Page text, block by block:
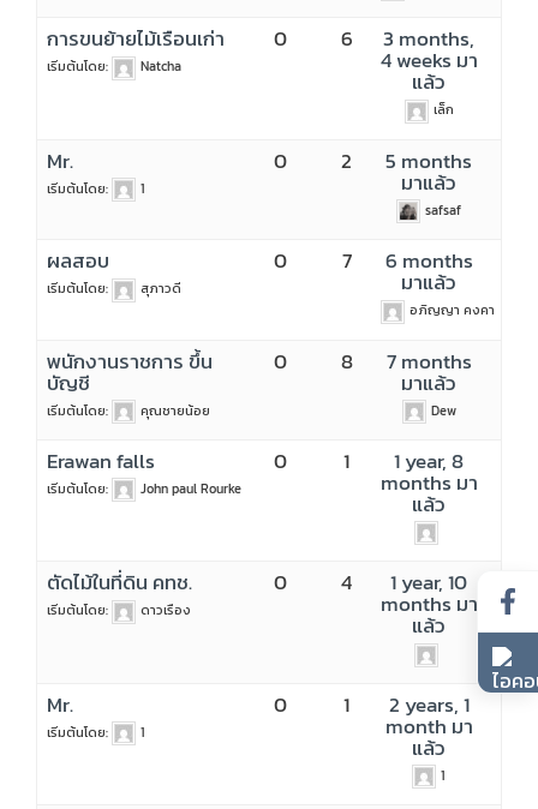
การขนย้ายไม้เรือนเก่า
เริ่มต้นโดย: Natcha
0 6 3 months,
4 weeks มา
แล้ว
เล็ก
Mr.
เริ่มต้นโดย: 1
0 2 5 months
มาแล้ว
safsaf
ผลสอบ
เริ่มต้นโดย: สุภาวดี
0 7 6 months
มาแล้ว
อภิญญา คงคา
พนักงานราชการ ขึ้น
บัญชี
เริ่มต้นโดย: คุณชายน้อย
0 8 7 months
มาแล้ว
Dew
Erawan falls
เริ่มต้นโดย: John paul Rourke
0 1 1 year, 8
months มา
แล้ว
ตัดไม้ในที่ดิน คทช.
เริ่มต้นโดย: ดาวเรือง
0 4 1 year, 10
months มา
แล้ว
Mr.
เริ่มต้นโดย: 1
0 1 2 years, 1
month มา
แล้ว
1